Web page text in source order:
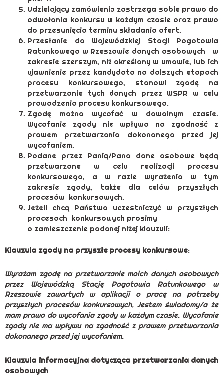
Udzielający zamówienia zastrzega sobie prawo do
odwołania konkursu w każdym czasie oraz prawo
do przesunięcia terminu składania ofert.
Przesłanie do Wojewódzkiej Stacji Pogotowia
Ratunkowego w Rzeszowie danych osobowych w
zakresie szerszym, niż określony w umowie, lub ich
ujawnienie przez kandydata na dalszych etapach
procesu konkursowego, stanowi zgodę na
przetwarzanie tych danych przez WSPR w celu
prowadzenia procesu konkursowego.
Zgodę można wycofać w dowolnym czasie.
Wycofanie zgody nie wpływa na zgodność z
prawem przetwarzania dokonanego przed jej
wycofaniem.
Podane przez Panią/Pana dane osobowe będą
przetwarzane w celu realizacji procesu
konkursowego, a w razie wyrażenia w tym
zakresie zgody, także dla celów przyszłych
procesów konkursowych.
Jeżeli chcą Państwo uczestniczyć w przyszłych
procesach konkursowych prosimy
o zamieszczenie podanej niżej klauzuli:
Klauzula zgody na przyszłe procesy konkursowe:
Wyrażam zgodę na przetwarzanie moich danych osobowych
przez Wojewódzką Stację Pogotowia Ratunkowego w
Rzeszowie zawartych w aplikacji o pracę na potrzeby
przyszłych procesów konkursowych. Jestem świadomy/a że
mam prawo do wycofania zgody w każdym czasie. Wycofanie
zgody nie ma wpływu na zgodność z prawem przetwarzania
dokonanego przed jej wycofaniem.
Klauzula informacyjna dotycząca przetwarzania danych
osobowych